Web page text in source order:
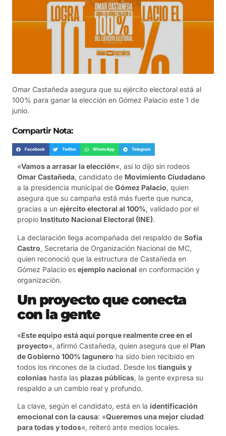
Omar Castañeda asegura que su ejército electoral está al
100% para ganar la elección en Gómez Palacio este 1 de
junio.
Compartir Nota:
Facebook Twitter WhatsApp Telegram
«Vamos a arrasar la elección«, así lo dijo sin rodeos
Omar Castañeda, candidato de Movimiento Ciudadano
a la presidencia municipal de Gómez Palacio, quien
asegura que su campaña está más fuerte que nunca,
gracias a un ejército electoral al 100%, validado por el
propio Instituto Nacional Electoral (INE).
La declaración llega acompañada del respaldo de Sofía
Castro, Secretaria de Organización Nacional de MC,
quien reconoció que la estructura de Castañeda en
Gómez Palacio es ejemplo nacional en conformación y
organización.
Un proyecto que conecta
con la gente
«Este equipo está aquí porque realmente cree en el
proyecto«, afirmó Castañeda, quien asegura que el Plan
de Gobierno 100% lagunero ha sido bien recibido en
todos los rincones de la ciudad. Desde los tianguis y
colonias hasta las plazas públicas, la gente expresa su
respaldo a un cambio real y profundo.
La clave, según el candidato, está en la identificación
emocional con la causa: «Queremos una mejor ciudad
para todas y todos«, reiteró ante medios locales.